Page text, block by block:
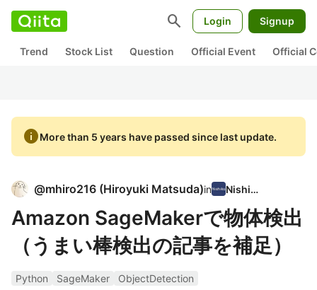
search Login Signup
Trend Stock List Question Official Event Official
infoMore than 5 years have passed since last update.
@mhiro216 (Hiroyuki Matsuda)in Nishika
Amazon SageMakerで物体検出
（うまい棒検出の記事を補足）
Python SageMaker
ObjectDetection